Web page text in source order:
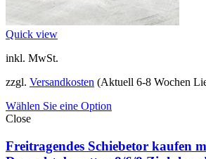
Quick view
inkl. MwSt.
zzgl. Versandkosten (Aktuell 6-8 Wochen
Wählen Sie eine Option
Close
Freitragendes Schiebetor kaufen